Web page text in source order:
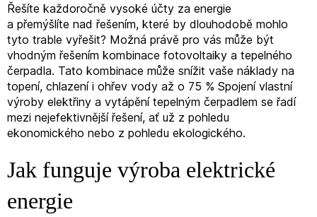
Řešíte každoročně vysoké účty za energie
a přemýšlíte nad řešením, které by dlouhodobě mohlo
tyto trable vyřešit? Možná právě pro vás může být
vhodným řešením kombinace fotovoltaiky a tepelného
čerpadla. Tato kombinace může snížit vaše náklady na
topení, chlazení i ohřev vody až o 75 % Spojení vlastní
výroby elektřiny a vytápění tepelným čerpadlem se řadí
mezi nejefektivnější řešení, ať už z pohledu
ekonomického nebo z pohledu ekologického.
Jak funguje výroba elektrické
energie